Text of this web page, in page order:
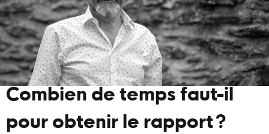
Combien de temps faut-il
pour obtenir le rapport ?